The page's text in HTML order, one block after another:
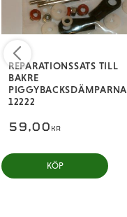
REPARATIONSSATS TILL
BAKRE
PIGGYBACKSDÄMPARNA
12222
59,00 KR
KÖP